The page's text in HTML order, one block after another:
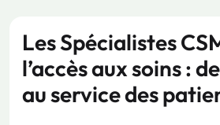
Les Spécialistes
l’accès aux soins :
au service des